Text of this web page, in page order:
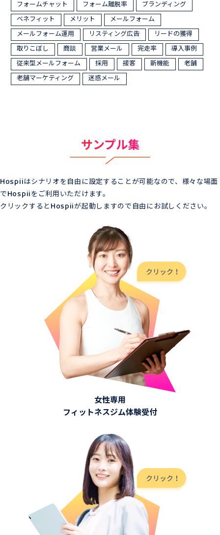
フォームチャット
フォーム離脱率
ブランディング
ベネフィット
メリット
メールフォーム
メールフォーム運用
リスティング広告
リードの獲得
取りこぼし
商談 営業メール 完走率
導入事例
従来型メールフォーム
採用 接客 新機能
老舗
老舗マーケティング
迷惑メール
サンプル集
Hospiiはシナリオを自由に設定することが可能なので、様々な場面
でHospiiをご利用いただけます。
クリックするとHospiiが起動しますので自由にお試しください。
女性専用
フィットネスジム体験受付